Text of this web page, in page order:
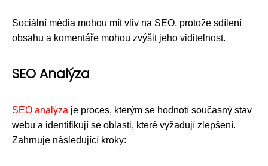
Sociální média mohou mít vliv na SEO, protože sdílení
obsahu a komentáře mohou zvýšit jeho viditelnost.
SEO Analýza
SEO analýza je proces, kterým se hodnotí současný stav
webu a identifikují se oblasti, které vyžadují zlepšení.
Zahrnuje následující kroky: